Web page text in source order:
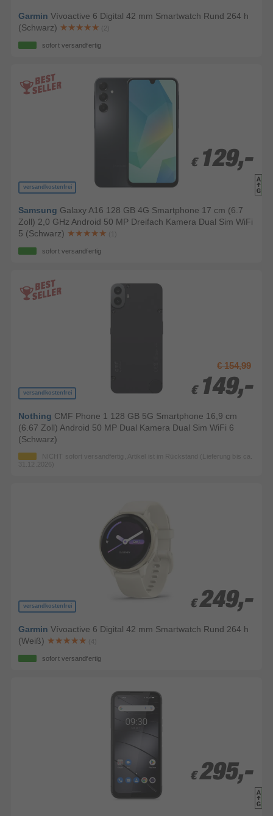
Garmin Vívoactive 6 Digital 42 mm Smartwatch Rund 264 h
(Schwarz)
(2)
sofort versandfertig
versandkostenfrei
€ 129,-
€ 129,-
Samsung Galaxy A16 128 GB 4G Smartphone 17 cm (6.7
Zoll) 2,0 GHz Android 50 MP Dreifach Kamera Dual Sim WiFi
5 (Schwarz)
(1)
sofort versandfertig
versandkostenfrei
€ 154,99
€ 149,-
€ 149,-
Nothing CMF Phone 1 128 GB 5G Smartphone 16,9 cm
(6.67 Zoll) Android 50 MP Dual Kamera Dual Sim WiFi 6
(Schwarz)
NICHT sofort versandfertig, Artikel ist im Rückstand (Lieferung bis ca.
31.12.2026)
versandkostenfrei € 249,-
€ 249,-
Garmin Vívoactive 6 Digital 42 mm Smartwatch Rund 264 h
(Weiß)
(4)
sofort versandfertig
€ 295,-
€ 295,-